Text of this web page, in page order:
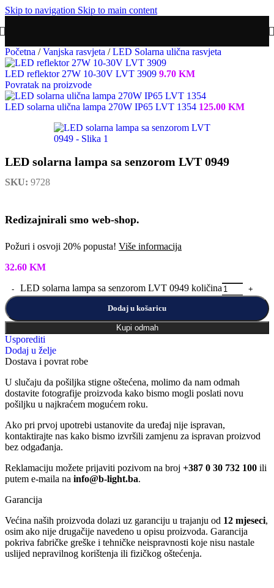
Skip to navigation Skip to main content
Početna / Vanjska rasvjeta / LED Solarna ulična rasvjeta
LED reflektor 27W 10-30V LVT 3909 9.70 KM
Povratak na proizvode
LED solarna ulična lampa 270W IP65 LVT 1354 125.00 KM
LED solarna lampa sa senzorom LVT 0949
SKU: 9728
Redizajnirali smo web-shop.
Požuri i osvoji 20% popusta! Više informacija
32.60 KM
LED solarna lampa sa senzorom LVT 0949 količina
Dodaj u košaricu
Kupi odmah
Usporediti
Dodaj u želje
Dostava i povrat robe
U slučaju da pošiljka stigne oštećena, molimo da nam odmah
dostavite fotografije proizvoda kako bismo mogli poslati novu
pošiljku u najkraćem mogućem roku.
Ako pri prvoj upotrebi ustanovite da uređaj nije ispravan,
kontaktirajte nas kako bismo izvršili zamjenu za ispravan proizvod
bez odgađanja.
Reklamaciju možete prijaviti pozivom na broj +387 0 30 732 100 ili
putem e-maila na info@b-light.ba.
Garancija
Većina naših proizvoda dolazi uz garanciju u trajanju od 12 mjeseci,
osim ako nije drugačije navedeno u opisu proizvoda. Garancija
pokriva fabričke greške i tehničke neispravnosti koje nisu nastale
uslijed nepravilnog korištenja ili fizičkog oštećenja.